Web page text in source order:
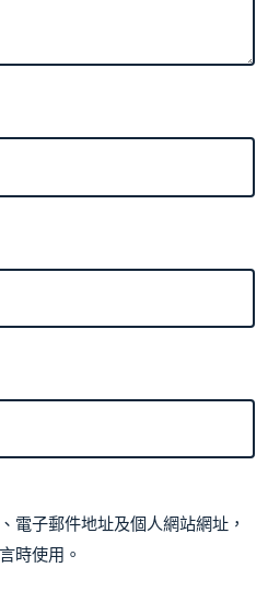
電子郵件地址及個人網站網址，
時使用。